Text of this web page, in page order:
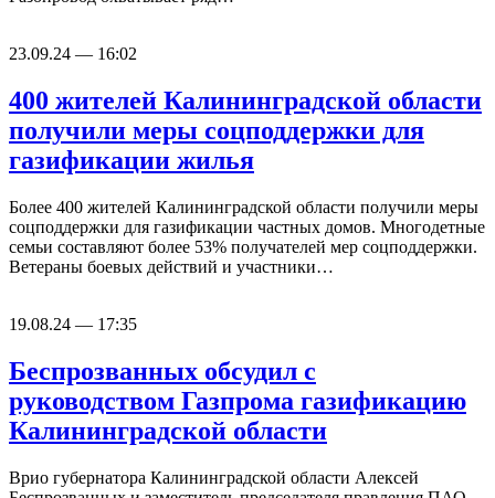
23.09.24 — 16:02
400 жителей Калининградской области
получили меры соцподдержки для
газификации жилья
Более 400 жителей Калининградской области получили меры
соцподдержки для газификации частных домов. Многодетные
семьи составляют более 53% получателей мер соцподдержки.
Ветераны боевых действий и участники…
19.08.24 — 17:35
Беспрозванных обсудил с
руководством Газпрома газификацию
Калининградской области
Врио губернатора Калининградской области Алексей